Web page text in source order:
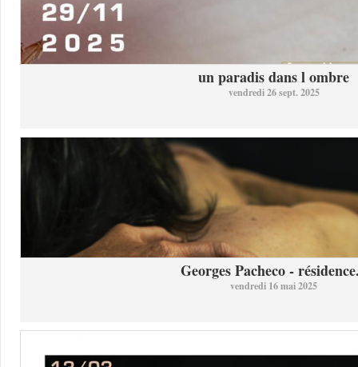
un paradis dans l ombre
vendredi 26 sept. 2025
Georges Pacheco -
vendredi 16 mai 2025